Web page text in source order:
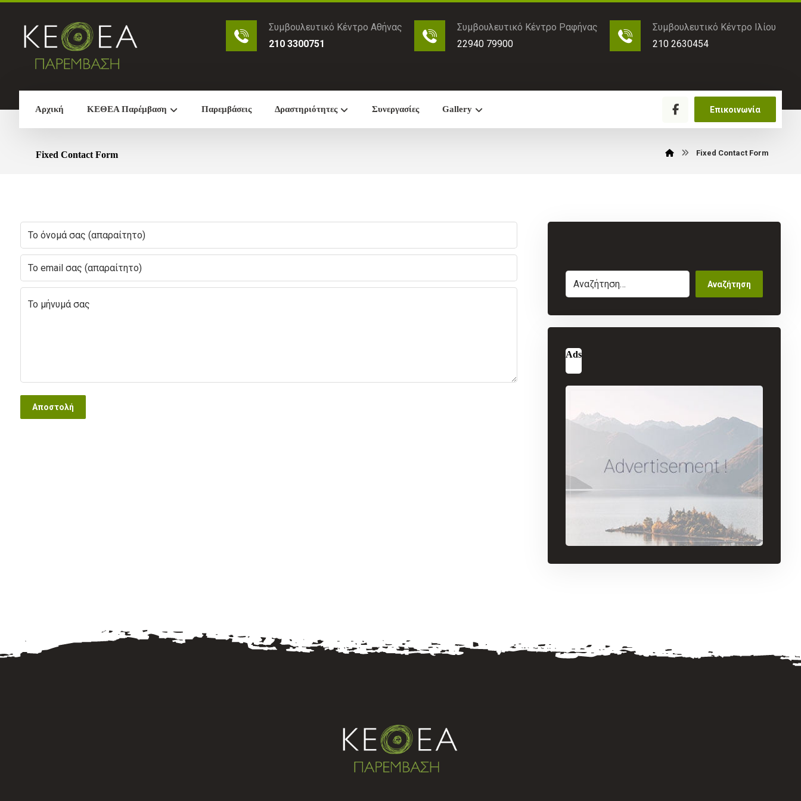
Συμβουλευτικό Κέντρο Ιλίου
210 2630454
Συμβουλευτικό Κέντρο Ραφήνας
22940 79900
Συμβουλευτικό Κέντρο Αθήνας
210 3300751
Αρχική ΚΕΘΕΑ Παρέμβαση Παρεμβάσεις Δραστηριότητες Συνεργασίες Gallery Επικοινωνία
Fixed Contact Form Fixed Contact Form
Αποστολή
Αναζήτηση
Ads